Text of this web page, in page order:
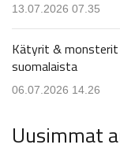
13.07.2026 07.35
Kätyrit & monsterit
suomalaista
06.07.2026 14.26
Uusimmat